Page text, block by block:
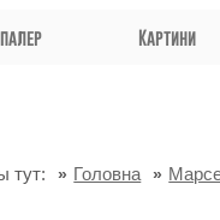
Картини
тут: Головна